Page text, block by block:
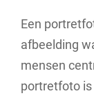
Een
afbeelding
mensen
portretfoto